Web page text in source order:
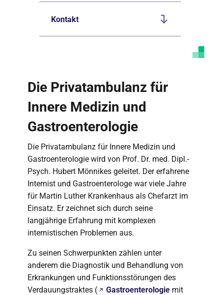
Kontakt
Die Privatambulanz für
Innere Medizin und
Gastroenterologie
Die Privatambulanz für Innere Medizin und
Gastroenterologie wird von Prof. Dr. med. Dipl.-
Psych. Hubert Mönnikes geleitet. Der erfahrene
Internist und Gastroenterologe war viele Jahre
für Martin Luther Krankenhaus als Chefarzt im
Einsatz. Er zeichnet sich durch seine
langjährige Erfahrung mit komplexen
internistischen Problemen aus.
Zu seinen Schwerpunkten zählen unter
anderem die Diagnostik und Behandlung von
Erkrankungen und Funktionsstörungen des
Verdauungstraktes (
Gastroenterologie mit